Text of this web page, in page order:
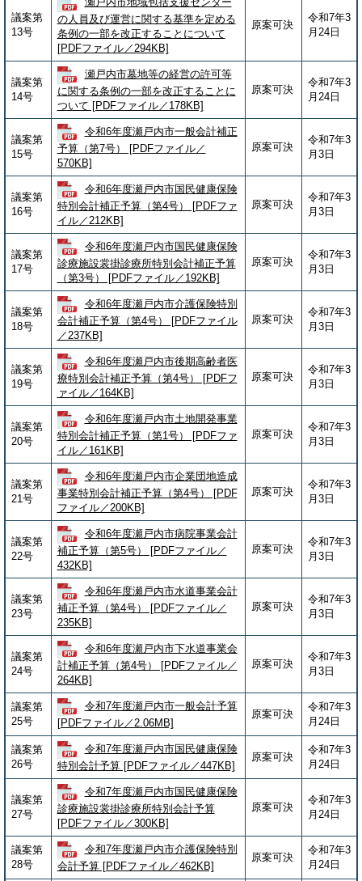
議案第
13号
の人員及び運営に関する基準を定める
条例の一部を改正することについて
[PDFファイル／294KB]
原案可決
令和7年3
月24日
議案第
14号
瀬戸内市墓地等の経営の許可等
に関する条例の一部を改正することに
ついて [PDFファイル／178KB]
原案可決
令和7年3
月24日
議案第
15号
令和6年度瀬戸内市一般会計補正
予算（第7号） [PDFファイル／
570KB]
原案可決
令和7年3
月3日
議案第
16号
令和6年度瀬戸内市国民健康保険
特別会計補正予算（第4号） [PDFファ
イル／212KB]
原案可決
令和7年3
月3日
議案第
17号
令和6年度瀬戸内市国民健康保険
診療施設裳掛診療所特別会計補正予算
（第3号） [PDFファイル／192KB]
原案可決
令和7年3
月3日
議案第
18号
令和6年度瀬戸内市介護保険特別
会計補正予算（第4号） [PDFファイル
／237KB]
原案可決
令和7年3
月3日
議案第
19号
令和6年度瀬戸内市後期高齢者医
療特別会計補正予算（第4号） [PDFフ
ァイル／164KB]
原案可決
令和7年3
月3日
議案第
20号
令和6年度瀬戸内市土地開発事業
特別会計補正予算（第1号） [PDFファ
イル／161KB]
原案可決
令和7年3
月3日
議案第
21号
令和6年度瀬戸内市企業団地造成
事業特別会計補正予算（第4号） [PDF
ファイル／200KB]
原案可決
令和7年3
月3日
議案第
22号
令和6年度瀬戸内市病院事業会計
補正予算（第5号） [PDFファイル／
432KB]
原案可決
令和7年3
月3日
議案第
23号
令和6年度瀬戸内市水道事業会計
補正予算（第4号） [PDFファイル／
235KB]
原案可決
令和7年3
月3日
議案第
24号
令和6年度瀬戸内市下水道事業会
計補正予算（第4号） [PDFファイル／
264KB]
原案可決
令和7年3
月3日
議案第
25号
令和7年度瀬戸内市一般会計予算
[PDFファイル／2.06MB]
原案可決
令和7年3
月24日
議案第
26号
令和7年度瀬戸内市国民健康保険
特別会計予算 [PDFファイル／447KB]
原案可決
令和7年3
月24日
議案第
27号
令和7年度瀬戸内市国民健康保険
診療施設裳掛診療所特別会計予算
[PDFファイル／300KB]
原案可決
令和7年3
月24日
議案第
28号
令和7年度瀬戸内市介護保険特別
会計予算 [PDFファイル／462KB]
原案可決
令和7年3
月24日